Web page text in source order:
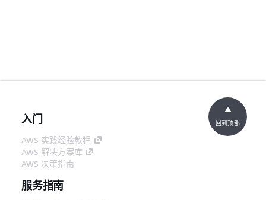
入门
AWS 实践经验教程
AWS 解决方案库
AWS 决策指南
服务指南
回到顶部